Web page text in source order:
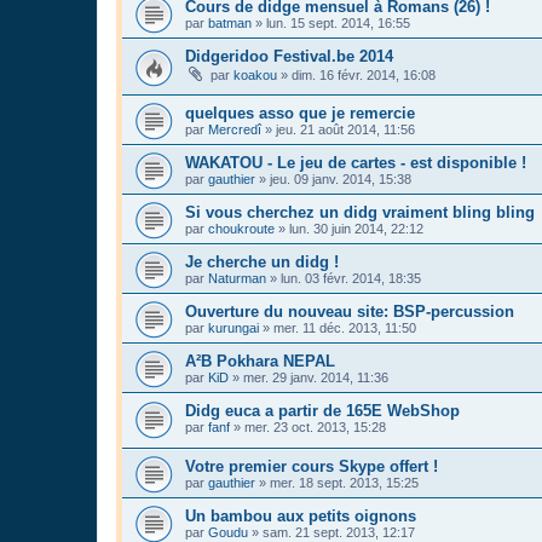
Cours de didge mensuel à Romans (26) !
par batman » lun. 15 sept. 2014, 16:55
Didgeridoo Festival.be 2014
par koakou » dim. 16 févr. 2014, 16:08
quelques asso que je remercie
par Mercredî» jeu. 21 août 2014, 11:56
WAKATOU - Le jeu de cartes - est disponible !
par gauthier » jeu. 09 janv. 2014, 15:38
Si vous cherchez un didg vraiment bling bling
par choukroute » lun. 30 juin 2014, 22:12
Je cherche un didg !
par Naturman » lun. 03 févr. 2014, 18:35
Ouverture du nouveau site: BSP-percussion
par kurungai » mer. 11 déc. 2013, 11:50
A²B Pokhara NEPAL
par KiD » mer. 29 janv. 2014, 11:36
Didg euca a partir de 165E WebShop
par fanf » mer. 23 oct. 2013, 15:28
Votre premier cours Skype offert !
par gauthier » mer. 18 sept. 2013, 15:25
Un bambou aux petits oignons
par Goudu » sam. 21 sept. 2013, 12:17